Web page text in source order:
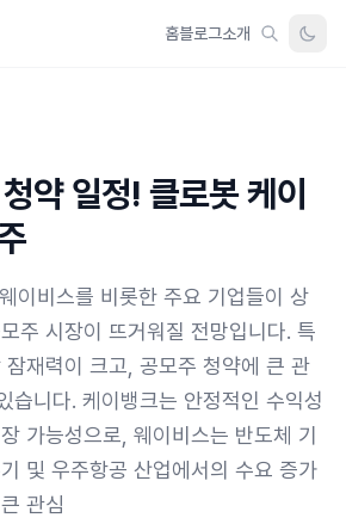
홈블로그소개
약 일정! 클로봇 케이
이비스를 비롯한 주요 기업들이 상
주 시장이 뜨거워질 전망입니다. 특
재력이 크고, 공모주 청약에 큰 관
습니다. 케이뱅크는 안정적인 수익성
가능성으로, 웨이비스는 반도체 기
및 우주항공 산업에서의 수요 증가
관심